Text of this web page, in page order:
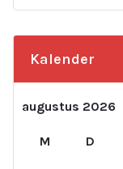
Kalender
augustus 2026
M D